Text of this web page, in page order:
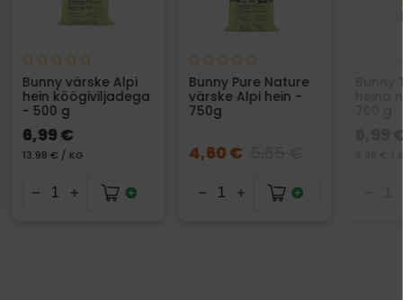
Bunny värske Alpi
hein köögiviljadega
- 500 g
6,99 €
13.98 € / KG
Bunny Pure Nature
värske Alpi hein -
750g
4,60 €
6,99
9.99 € /